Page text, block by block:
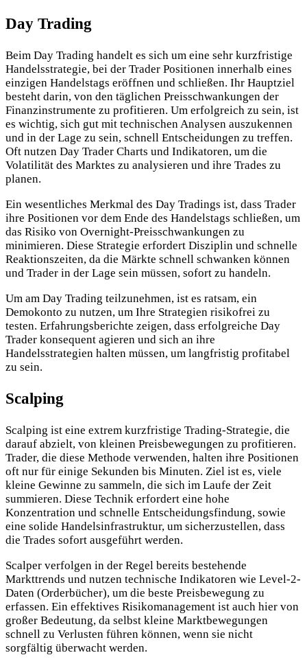
Day Trading
Beim Day Trading handelt es sich um eine sehr kurzfristige
Handelsstrategie, bei der Trader Positionen innerhalb eines
einzigen Handelstags eröffnen und schließen. Ihr Hauptziel
besteht darin, von den täglichen Preisschwankungen der
Finanzinstrumente zu profitieren. Um erfolgreich zu sein, ist
es wichtig, sich gut mit technischen Analysen auszukennen
und in der Lage zu sein, schnell Entscheidungen zu treffen.
Oft nutzen Day Trader Charts und Indikatoren, um die
Volatilität des Marktes zu analysieren und ihre Trades zu
planen.
Ein wesentliches Merkmal des Day Tradings ist, dass Trader
ihre Positionen vor dem Ende des Handelstags schließen, um
das Risiko von Overnight-Preisschwankungen zu
minimieren. Diese Strategie erfordert Disziplin und schnelle
Reaktionszeiten, da die Märkte schnell schwanken können
und Trader in der Lage sein müssen, sofort zu handeln.
Um am Day Trading teilzunehmen, ist es ratsam, ein
Demokonto zu nutzen, um Ihre Strategien risikofrei zu
testen. Erfahrungsberichte zeigen, dass erfolgreiche Day
Trader konsequent agieren und sich an ihre
Handelsstrategien halten müssen, um langfristig profitabel
zu sein.
Scalping
Scalping ist eine extrem kurzfristige Trading-Strategie, die
darauf abzielt, von kleinen Preisbewegungen zu profitieren.
Trader, die diese Methode verwenden, halten ihre Positionen
oft nur für einige Sekunden bis Minuten. Ziel ist es, viele
kleine Gewinne zu sammeln, die sich im Laufe der Zeit
summieren. Diese Technik erfordert eine hohe
Konzentration und schnelle Entscheidungsfindung, sowie
eine solide Handelsinfrastruktur, um sicherzustellen, dass
die Trades sofort ausgeführt werden.
Scalper verfolgen in der Regel bereits bestehende
Markttrends und nutzen technische Indikatoren wie Level-2-
Daten (Orderbücher), um die beste Preisbewegung zu
erfassen. Ein effektives Risikomanagement ist auch hier von
großer Bedeutung, da selbst kleine Marktbewegungen
schnell zu Verlusten führen können, wenn sie nicht
sorgfältig überwacht werden.